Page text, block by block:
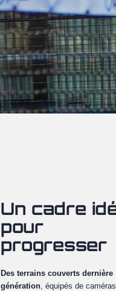
Un cadre
pour
progresser
Des terrains couverts dernière
génération , équipés de